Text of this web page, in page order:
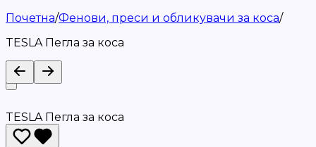
Почетна/Фенови, преси и обликувачи за коса/
TESLA Пегла за коса
TESLA Пегла за коса